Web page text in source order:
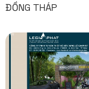
ĐỒNG THÁP